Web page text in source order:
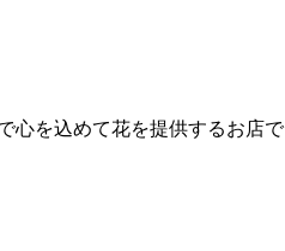
心を込めて花を提供するお店で